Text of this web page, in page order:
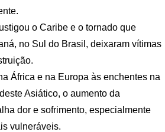
o Caribe e o tornado que
no Sul do Brasil, deixaram vítimas
África e na Europa às enchentes na
Asiático, o aumento da
dor e sofrimento, especialmente
vulneráveis.